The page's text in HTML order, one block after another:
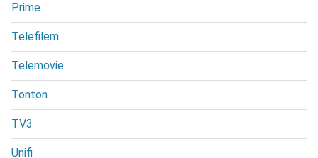
Prime
Telefilem
Telemovie
Tonton
TV3
Unifi